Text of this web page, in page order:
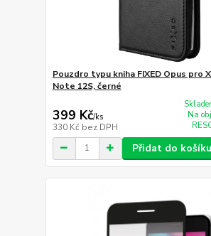
Pouzdro typu kniha FIXED Opus pro
Note 12S, černé
399 Kč/ks
330 Kč bez DPH
Na
Přidat do košíku